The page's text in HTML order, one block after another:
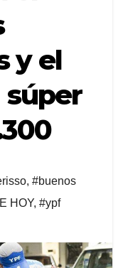
y el
, #buenos
HOY, #ypf